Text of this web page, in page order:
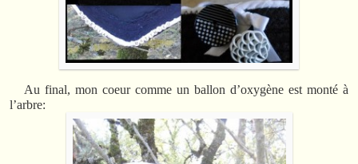
Au final, mon coeur comme un ballon d’oxygène est monté à
l’arbre: